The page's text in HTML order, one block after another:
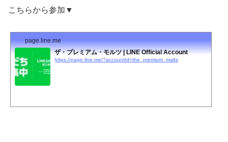
こちらから参加▼
page.line.me
ザ・プレミアム・モルツ | LINE Official Account
https://page.line.me/?accountId=the_premium_malts